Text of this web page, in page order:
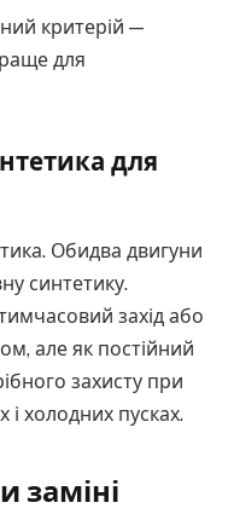
критерій —
для
для
Обидва двигуни
синтетику.
захід або
але як постійний
захисту при
холодних пусках.
заміні